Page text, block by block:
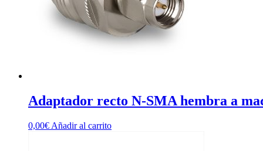
Adaptador recto N-SMA hembra a
0,00€ Añadir al carrito